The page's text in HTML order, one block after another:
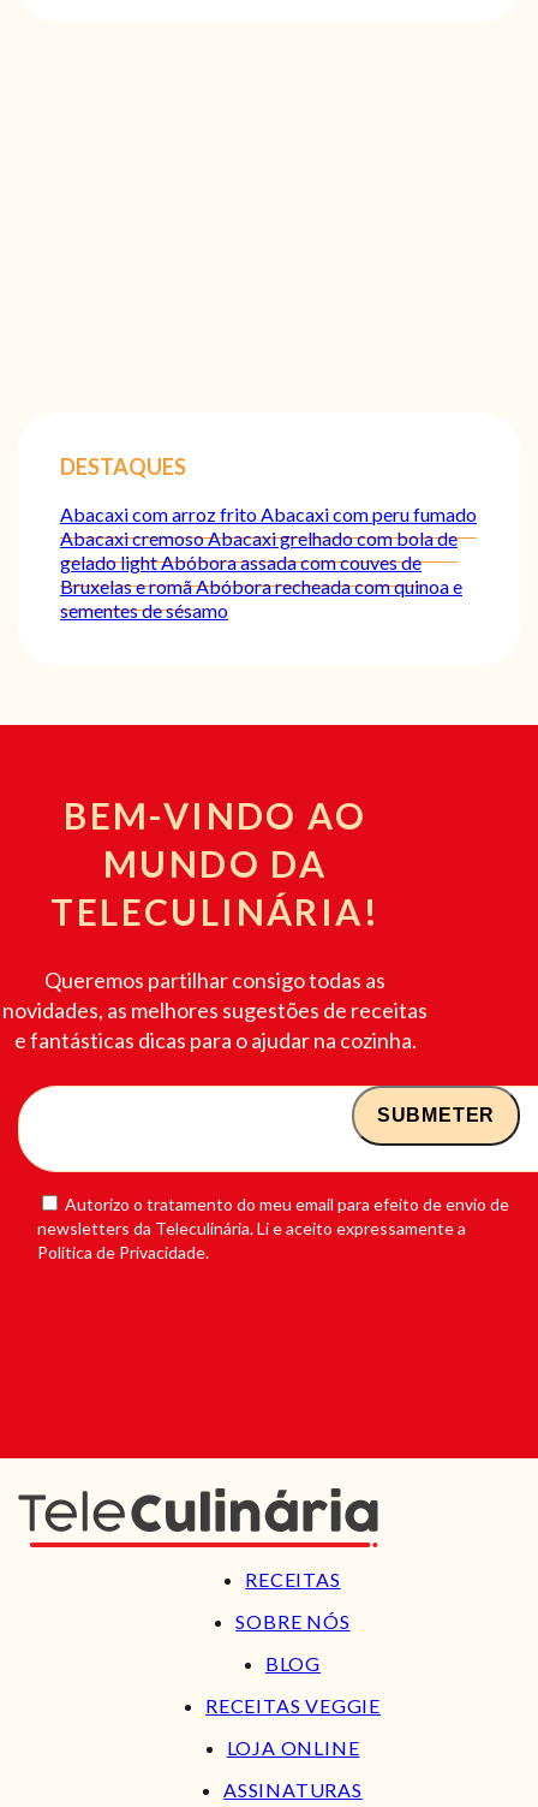
DESTAQUES
Abacaxi com arroz frito Abacaxi com peru fumado
Abacaxi cremosoAbacaxi grelhado com bola de
gelado lightAbóbora assada com couves de
Bruxelas e romãAbóbora recheada com quinoa e
sementes de sésamo
BEM-VINDO AO
MUNDO DA
TELECULINÁRIA!
Queremos partilhar consigo todas as
novidades, as melhores sugestões de receitas
e fantásticas dicas para o ajudar na cozinha.
Autorizo o tratamento do meu email para efeito de envio de
newsletters da Teleculinária. Li e aceito expressamente a
Política de Privacidade.
RECEITAS
SOBRE NÓS
BLOG
RECEITAS VEGGIE
LOJA ONLINE
ASSINATURAS